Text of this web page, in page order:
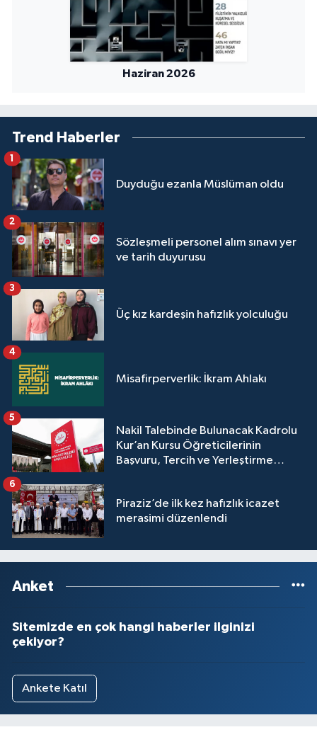
Haziran 2026
Trend Haberler
Duyduğu ezanla Müslüman oldu
1
Sözleşmeli personel alım sınavı yer
ve tarih duyurusu
2
Üç kız kardeşin hafızlık yolculuğu
3
Misafirperverlik: İkram Ahlakı
4
Nakil Talebinde Bulunacak Kadrolu
Kur’an Kursu Öğreticilerinin
Başvuru, Tercih ve Yerleştirme
5
Piraziz’de ilk kez hafızlık icazet
merasimi düzenlendi
6
Anket
Sitemizde en çok hangi haberler ilginizi
çekiyor?
Ankete Katıl
Mersin Müftülüğü
Muğla Müftülüğü
Nevşehir Müftülüğü
Niğde Müftülüğü
Ordu Müftülüğü
Osmaniye Müftülüğü
Sakarya Müftülüğü
Samsun Müftülüğü
Siirt Müftülüğü
Sinop Müftülüğü
Sivas Müftülüğü
Şanlıurfa Müftülüğü
Şırnak Müftülüğü
Trabzon Müftülüğü
Tunceli Müftülüğü
Uşak Müftülüğü